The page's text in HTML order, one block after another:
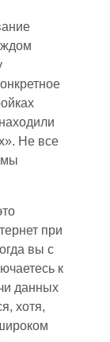
Не все
мы
при
вы с
к
данных
хотя,